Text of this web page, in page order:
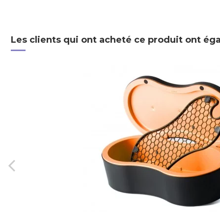
Les clients qui ont acheté ce produit ont